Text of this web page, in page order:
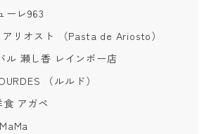
ーレ963
リオスト （Pasta de Ariosto）
ル 瀬し香 レインボー店
（ルルド）
食 アガペ